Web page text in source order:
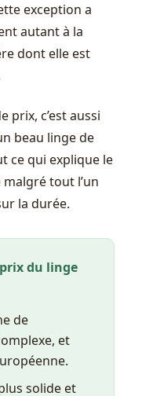
exception a
autant à la
dont elle est
prix, c’est aussi
beau linge de
ce qui explique le
tout l’un
la durée.
du linge
de
et
solide et